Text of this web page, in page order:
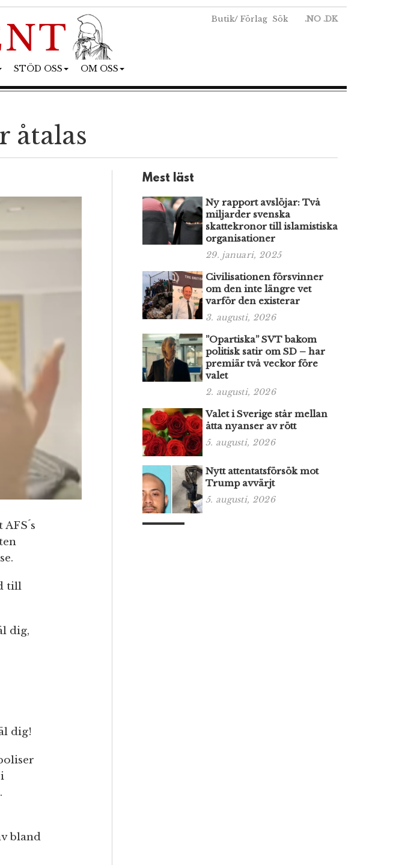
Butik/ Förlag Sök .NO .DK
STÖD OSS OM OSS
åtalas
till
dig,
dig!
bland
Mest läst
Ny rapport avslöjar: Två
miljarder svenska
skattekronor till islamistiska
organisationer
29. januari, 2025
Civilisationen försvinner
om den inte längre vet
varför den existerar
3. augusti, 2026
”Opartiska” SVT bakom
politisk satir om SD – har
premiär två veckor före
valet
2. augusti, 2026
Valet i Sverige står mellan
åtta nyanser av rött
5. augusti, 2026
Nytt attentatsförsök mot
Trump avvärjt
5. augusti, 2026